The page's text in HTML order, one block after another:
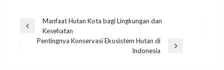
Post
navigation
Previous
Manfaat Hutan Kota bagi Lingkungan dan
Kesehatan
Pentingnya Konservasi Ekosistem Hutan di
Indonesia